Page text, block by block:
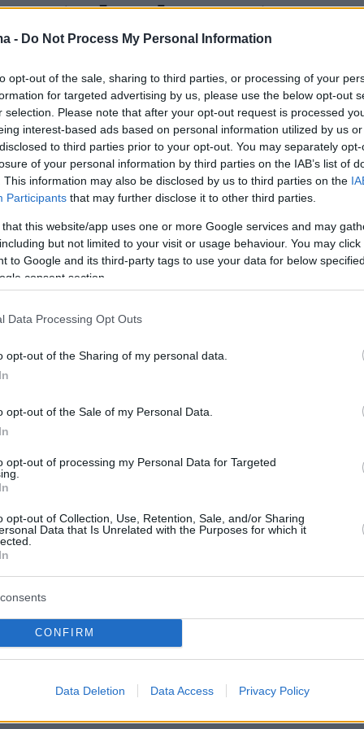
- Do Not Process My Personal Information
opt-out of the sale, sharing to third parties, or processing of your
for targeted advertising by us, please use the below opt-out
selection. Please note that after your opt-out request is processed
interest-based ads based on personal information utilized by us
to third parties prior to your opt-out. You may separately
of your personal information by third parties on the IAB’s list of
This information may also be disclosed by us to third parties on the
Participants that may further disclose it to other third parties.
that this website/app uses one or more Google services and may
but not limited to your visit or usage behaviour. You may
to Google and its third-party tags to use your data for below
consent section.
Data Processing Opt Outs
opt-out of the Sharing of my personal data.
opt-out of the Sale of my Personal Data.
opt-out of processing my Personal Data for Targeted
opt-out of Collection, Use, Retention, Sale, and/or Sharing
Data that Is Unrelated with the Purposes for which it
CONFIRM
Data Deletion Data Access Privacy Policy
επανέναρξη των διαπραγματεύσεων
καιΤεχεράνη .
μέσα, οΝακβίυποστηρίζει ότι η
είναι μέρος των συνεχιζόμενων διπλωματικών
προωθηθούν οι συνομιλίες για ειρήνη και
στην περιοχή της Μέσης Ανατολής.
ακολουθεί την αποστολή υψηλόβαθμων
αντιπροσωπειών στην Τεχεράνη,
και του αρχηγού του πακιστανικού
προηγηθεί, υπογραμμίζοντας την
εμπλοκή του Πακιστάν στην
της κρίσης.
protothema.gr στο Google News και μάθετε πρώτοι όλες
Ειδήσειςαπό την Ελλάδα και τον Κόσμο, τη
στοProtothema.gr
ΣΧΟΛΙΟΥ